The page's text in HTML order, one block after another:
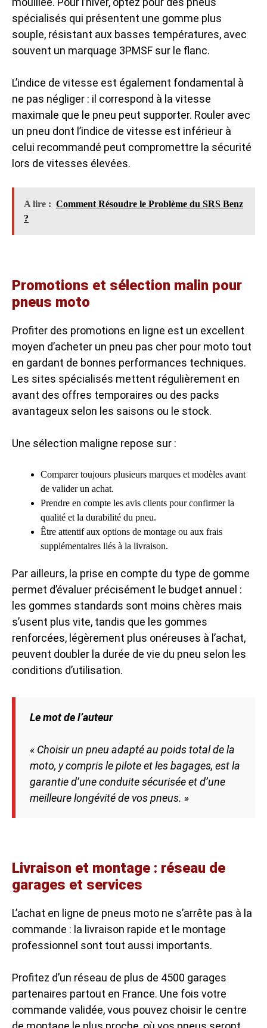
spécialisés qui présentent une gomme plus
souple, résistant aux basses températures, avec
souvent un marquage 3PMSF sur le flanc.
L’indice de vitesse est également fondamental à
ne pas négliger : il correspond à la vitesse
maximale que le pneu peut supporter. Rouler avec
un pneu dont l’indice de vitesse est inférieur à
celui recommandé peut compromettre la sécurité
lors de vitesses élevées.
A lire : Comment Résoudre le Problème du SRS Benz
?
Promotions et sélection malin pour
pneus moto
Profiter des promotions en ligne est un excellent
moyen d’acheter un pneu pas cher pour moto tout
en gardant de bonnes performances techniques.
Les sites spécialisés mettent régulièrement en
avant des offres temporaires ou des packs
avantageux selon les saisons ou le stock.
Une sélection maligne repose sur :
Comparer toujours plusieurs marques et modèles avant
de valider un achat.
Prendre en compte les avis clients pour confirmer la
qualité et la durabilité du pneu.
Être attentif aux options de montage ou aux frais
supplémentaires liés à la livraison.
Par ailleurs, la prise en compte du type de gomme
permet d’évaluer précisément le budget annuel :
les gommes standards sont moins chères mais
s’usent plus vite, tandis que les gommes
renforcées, légèrement plus onéreuses à l’achat,
peuvent doubler la durée de vie du pneu selon les
conditions d’utilisation.
Le mot de l’auteur
« Choisir un pneu adapté au poids total de la
moto, y compris le pilote et les bagages, est la
garantie d’une conduite sécurisée et d’une
meilleure longévité de vos pneus. »
Livraison et montage : réseau de
garages et services
L’achat en ligne de pneus moto ne s’arrête pas à la
commande : la livraison rapide et le montage
professionnel sont tout aussi importants.
Profitez d’un réseau de plus de 4500 garages
partenaires partout en France. Une fois votre
commande validée, vous pouvez choisir le centre